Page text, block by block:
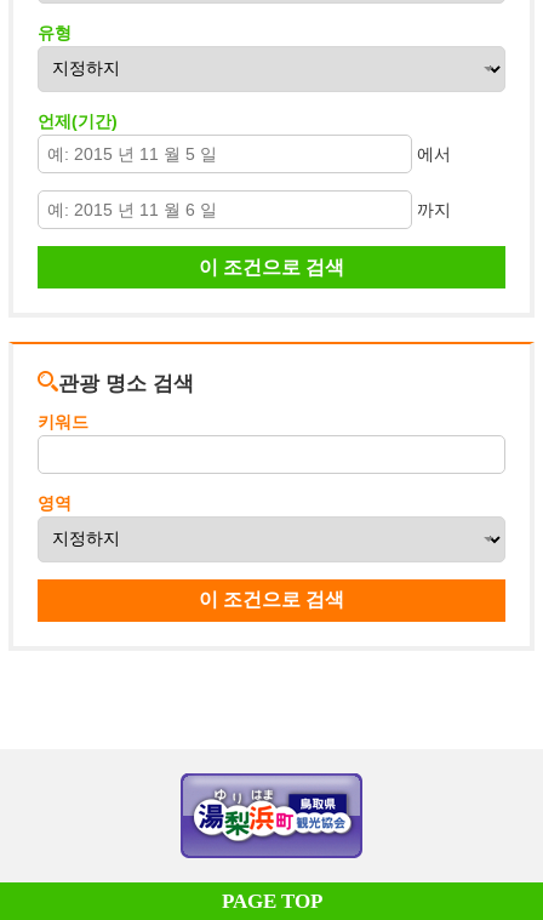
유형
언제(기간)
에서
까지
관광 명소 검색
키워드
영역
PAGE TOP